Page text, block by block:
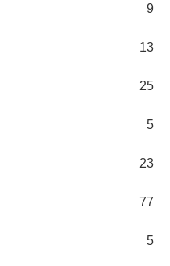
9
13
25
5
23
77
5